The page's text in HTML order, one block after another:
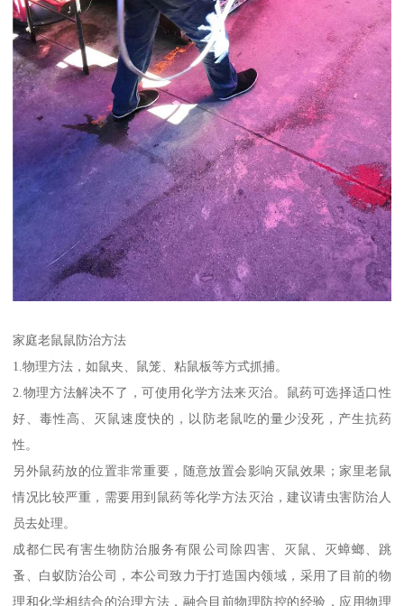
家庭老鼠鼠防治方法
1.物理方法，如鼠夹、鼠笼、粘鼠板等方式抓捕。
2.物理方法解决不了，可使用化学方法来灭治。鼠药可选择适口性
好、毒性高、灭鼠速度快的，以防老鼠吃的量少没死，产生抗药
性。
另外鼠药放的位置非常重要，随意放置会影响灭鼠效果；家里老鼠
情况比较严重，需要用到鼠药等化学方法灭治，建议请虫害防治人
员去处理。
成都仁民有害生物防治服务有限公司除四害、灭鼠、灭蟑螂、跳
蚤、白蚁防治公司，本公司致力于打造国内领域，采用了目前的物
理和化学相结合的治理方法，融合目前物理防控的经验，应用物理